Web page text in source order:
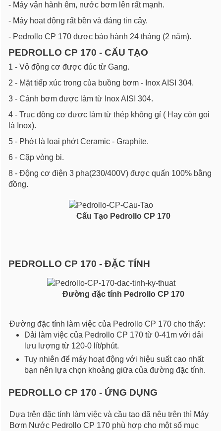
- Máy vận hành êm, nước bơm lên rất mạnh.
- Máy hoạt động rất bền và đáng tin cậy.
- Pedrollo CP 170 được bảo hành 24 tháng (2 năm).
PEDROLLO CP 170 - CẤU TẠO
1 - Vỏ động cơ được đúc từ Gang.
2 - Mặt tiếp xúc trong của buồng bơm - Inox AISI 304.
3 - Cánh bơm được làm từ Inox AISI 304.
4 - Trục động cơ được làm từ thép không gỉ ( Hay còn gọi
là Inox).
5 - Phớt là loại phớt Ceramic - Graphite.
6 - Cặp vòng bi.
8 - Động cơ điện 3 pha(230/400V) được quấn 100% bằng
đồng.
Cấu Tạo Pedrollo CP 170
PEDROLLO CP 170 - ĐẶC TÍNH
Đường đặc tính Pedrollo CP 170
Đường đặc tính làm việc của Pedrollo CP 170 cho thấy:
Dải làm việc của Pedrollo CP 170 từ 0-41m với dải
lưu lượng từ 120-0 lít/phút.
Tuy nhiên để máy hoạt động với hiệu suất cao nhất
bạn nên lựa chọn khoảng giữa của đường đặc tính.
PEDROLLO CP 170 - ỨNG DỤNG
Dựa trên đặc tính làm việc và cầu tạo đã nêu trên thì Máy
Bơm Nước Pedrollo CP 170 phù hợp cho một số mục